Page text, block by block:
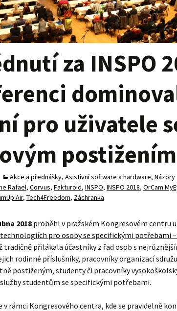
za INSPO
pro uživatele
postižením
Akce a přednášky, Asistivní software a hardware, Názory
Rafael, Corvus, Fakturoid, INSPO, INSPO 2018, OrCam
Air, Tech4Freedom, Záchranka
2018 proběhl v pražském Kongresovém centru
pro osoby se specifickými potřebami –
tradičně přilákala účastníky z řad osob s
rodinné příslušníky, pracovníky organizací
postiženým, studenty či pracovníky
studentům se specifickými potřebami.
v rámci Kongresového centra, kde se pravidelně